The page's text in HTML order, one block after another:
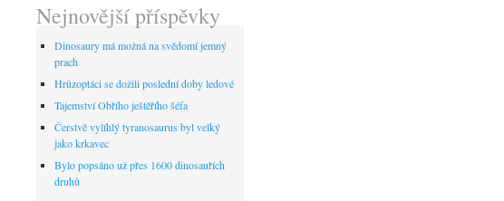
Nejnovější příspěvky
Dinosaury má možná na svědomí jemný
prach
Hrůzoptáci se dožili poslední doby ledové
Tajemství Obřího ještěřího šéfa
Čerstvě vylíhlý tyranosaurus byl velký
jako krkavec
Bylo popsáno už přes 1600 dinosauřích
druhů